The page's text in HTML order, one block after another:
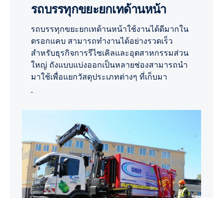
รถบรรทุกขยะยกเทด้านหน้า
รถบรรทุกขยะยกเทด้านหน้าใช้งานได้ดีมากใน
ตรอกแคบ สามารถทำงานได้อย่างรวดเร็ว
สำหรับธุรกิจการรีไซเคิลและอุตสาหกรรมส่วน
ใหญ่ ถังแบบแบ่งออกเป็นหลายช่องสามารถนำ
มาใช้เพื่อแยกวัสดุประเภทต่างๆ ที่เก็บมา